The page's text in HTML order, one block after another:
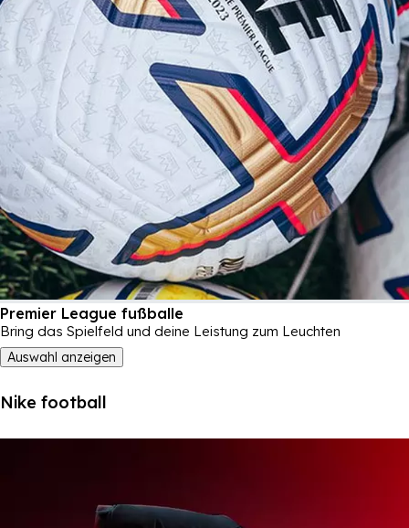
Premier League fußballe
Bring das Spielfeld und deine Leistung zum Leuchten
Auswahl anzeigen
Nike football